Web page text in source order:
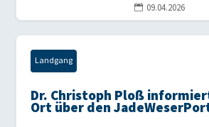
 09.04.2026
Landgang
Dr. Christoph Ploß
Ort über den